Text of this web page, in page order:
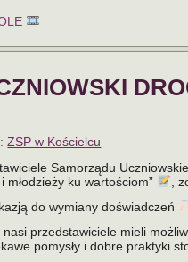
ZSP w Kościelcu
Samorządu
młodzieży ku wartościom”
,
do wymiany doświadczeń
przedstawiciele mieli
pomysły i dobre praktyki